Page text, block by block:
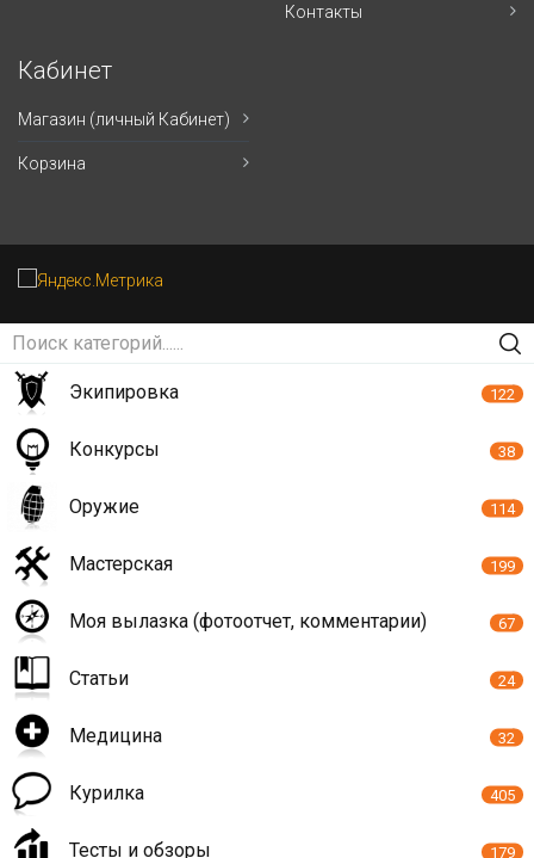
Контакты
Кабинет
Магазин (личный Кабинет)
Корзина
Экипировка 122
Конкурсы 38
Оружие 114
Мастерская 199
Моя вылазка (фотоотчет, комментарии) 67
Статьи 24
Медицина 32
Курилка 405
Тесты и обзоры 179